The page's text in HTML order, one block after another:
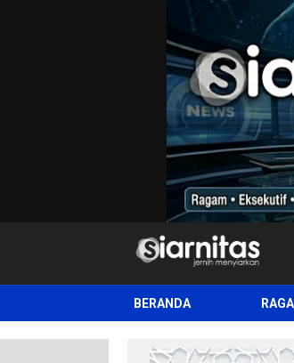
siarnitas
Jernih Menyiarkan
BERANDA